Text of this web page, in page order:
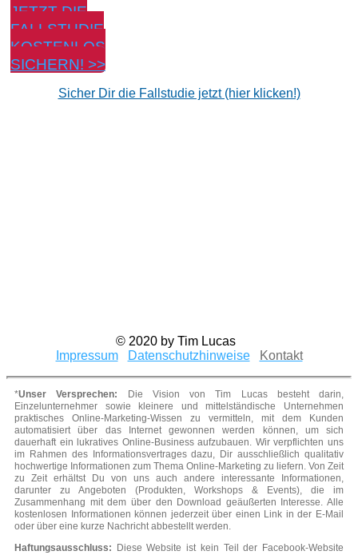
JETZT DIE
FALLSTUDIE
KOSTENLOS
SICHERN! >>
Sicher Dir die Fallstudie jetzt (hier klicken!)
© 2020 by Tim Lucas
Impressum
Datenschutzhinweise Kontakt
*Unser Versprechen: Die Vision von Tim Lucas besteht darin,
Einzelunternehmer sowie kleinere und mittelständische Unternehmen
praktisches Online-Marketing-Wissen zu vermitteln, mit dem Kunden
automatisiert über das Internet gewonnen werden können, um sich
dauerhaft ein lukratives Online-Business aufzubauen. Wir verpflichten uns
im Rahmen des Informationsvertrages dazu, Dir ausschließlich qualitativ
hochwertige Informationen zum Thema Online-Marketing zu liefern. Von Zeit
zu Zeit erhältst Du von uns auch andere interessante Informationen,
darunter zu Angeboten (Produkten, Workshops & Events), die im
Zusammenhang mit dem über den Download geäußerten Interesse. Alle
kostenlosen Informationen können jederzeit über einen Link in der E-Mail
oder über eine kurze Nachricht abbestellt werden.
Haftungsausschluss: Diese Website ist kein Teil der Facebook-Website